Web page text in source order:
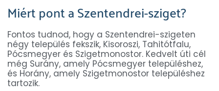
Miért pont a Szentendrei-sziget?
Fontos tudnod, hogy a Szentendrei-szigeten
négy település fekszik, Kisoroszi, Tahitótfalu,
Pócsmegyer és Szigetmonostor. Kedvelt úti cél
még Surány, amely Pócsmegyer településhez,
és Horány, amely Szigetmonostor településhez
tartozik.